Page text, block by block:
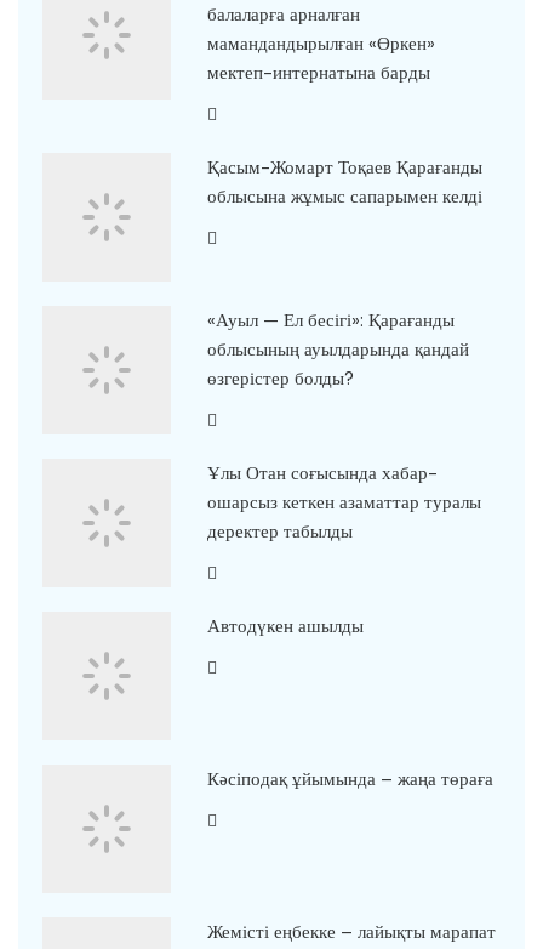
балаларға арналған
мамандандырылған «Өркен»
мектеп-интернатына барды
Қасым-Жомарт Тоқаев Қарағанды
облысына жұмыс сапарымен келді
«Ауыл — Ел бесігі»: Қарағанды
облысының ауылдарында қандай
өзгерістер болды?
Ұлы Отан соғысында хабар-
ошарсыз кеткен азаматтар туралы
деректер табылды
Автодүкен ашылды
Кәсіподақ ұйымында – жаңа төраға
Жемісті еңбекке – лайықты марапат